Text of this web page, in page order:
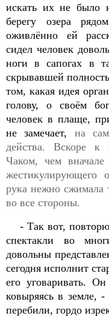
искать их не было
берегу озера
оживлённо ей
сидел человек
ноги в сапогах в
скрывавшей
том, какая идея
голову, о своём
человек в плаще,
не замечает, на
действа. Вскоре
Чаком, чем вначале
жестикулирующего
рука нежно сжимала
во все стороны.
- Так вот,
спектакли во
довольны
сегодня исполнит
его уговаривать.
ковыряясь в земле, -
перебили, гордо